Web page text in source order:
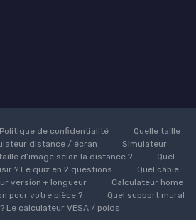
Politique de confidentialité
Quelle taille
distance / écran
Simulateur
d’image selon la distance ?
Quel
? Le quiz en 2 questions
Quel câble
version + longueur
Calculateur home
pour votre pièce ?
Quel support mural
Le calculateur VESA / poids